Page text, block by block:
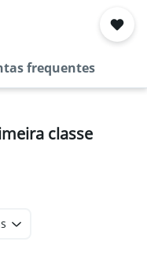
frequentes
classe